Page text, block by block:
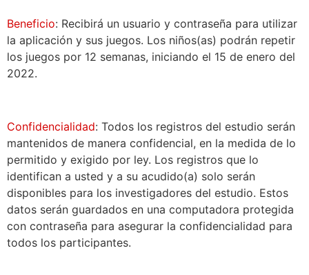
Beneficio: Recibirá un usuario y contraseña para utilizar
la aplicación y sus juegos. Los niños(as) podrán repetir
los juegos por 12 semanas, iniciando el 15 de enero del
2022.
Confidencialidad: Todos los registros del estudio serán
mantenidos de manera confidencial, en la medida de lo
permitido y exigido por ley. Los registros que lo
identifican a usted y a su acudido(a) solo serán
disponibles para los investigadores del estudio. Estos
datos serán guardados en una computadora protegida
con contraseña para asegurar la confidencialidad para
todos los participantes.